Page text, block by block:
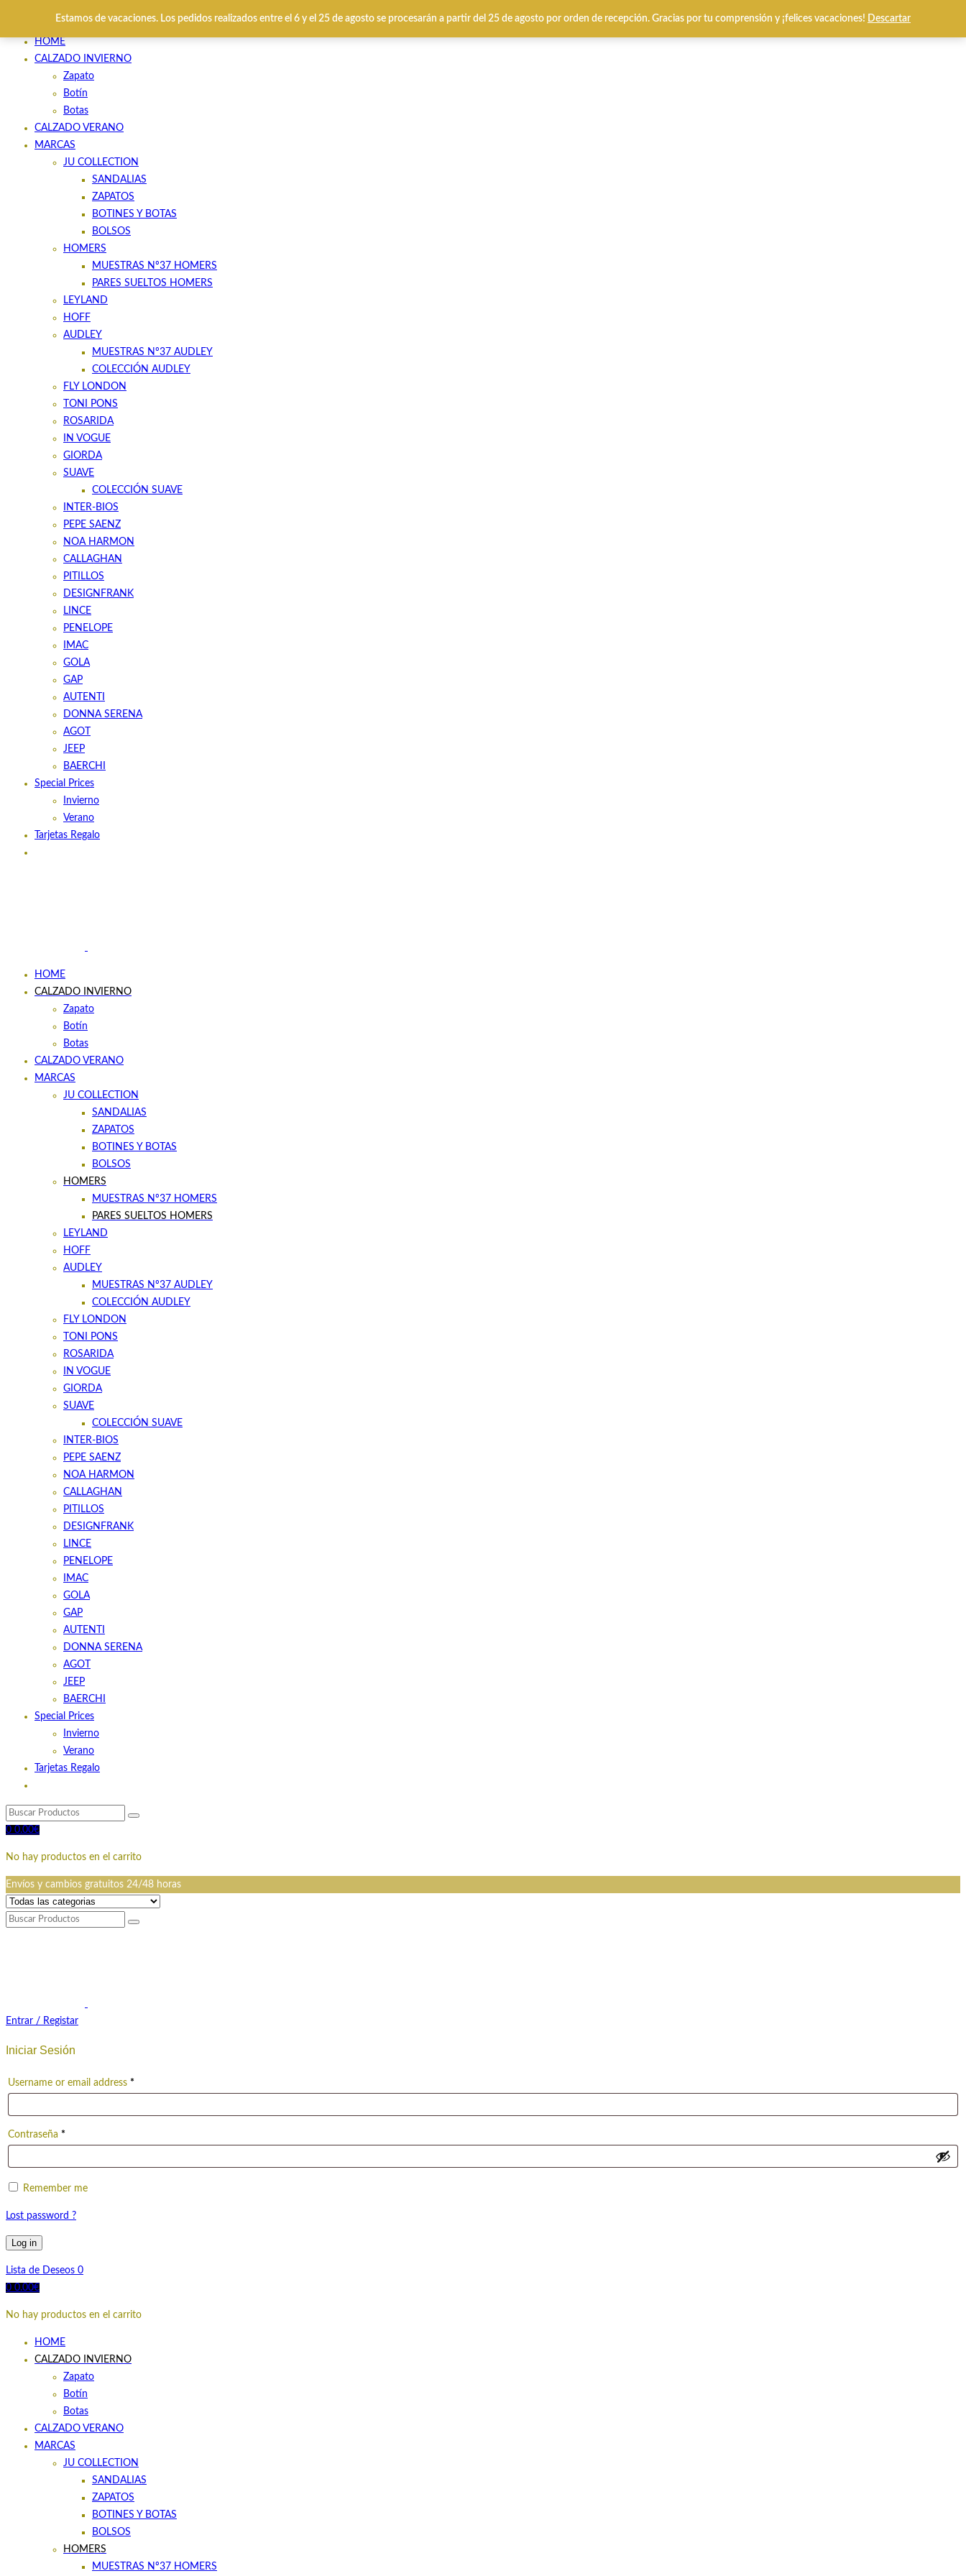
Estamos de vacaciones. Los pedidos realizados entre el 6 y el 25 de agosto se procesarán a partir del 25 de agosto por orden de recepción. Gracias por tu comprensión y ¡felices vacaciones! Descartar
HOME
CALZADO INVIERNO
Zapato
Botín
Botas
CALZADO VERANO
MARCAS
JU COLLECTION
SANDALIAS
ZAPATOS
BOTINES Y BOTAS
BOLSOS
HOMERS
MUESTRAS Nº37 HOMERS
PARES SUELTOS HOMERS
LEYLAND
HOFF
AUDLEY
MUESTRAS Nº37 AUDLEY
COLECCIÓN AUDLEY
FLY LONDON
TONI PONS
ROSARIDA
IN VOGUE
GIORDA
SUAVE
COLECCIÓN SUAVE
INTER-BIOS
PEPE SAENZ
NOA HARMON
CALLAGHAN
PITILLOS
DESIGNFRANK
LINCE
PENELOPE
IMAC
GOLA
GAP
AUTENTI
DONNA SERENA
AGOT
JEEP
BAERCHI
Special Prices
Invierno
Verano
Tarjetas Regalo
HOME
CALZADO INVIERNO
Zapato
Botín
Botas
CALZADO VERANO
MARCAS
JU COLLECTION
SANDALIAS
ZAPATOS
BOTINES Y BOTAS
BOLSOS
HOMERS
MUESTRAS Nº37 HOMERS
PARES SUELTOS HOMERS
LEYLAND
HOFF
AUDLEY
MUESTRAS Nº37 AUDLEY
COLECCIÓN AUDLEY
FLY LONDON
TONI PONS
ROSARIDA
IN VOGUE
GIORDA
SUAVE
COLECCIÓN SUAVE
INTER-BIOS
PEPE SAENZ
NOA HARMON
CALLAGHAN
PITILLOS
DESIGNFRANK
LINCE
PENELOPE
IMAC
GOLA
GAP
AUTENTI
DONNA SERENA
AGOT
JEEP
BAERCHI
Special Prices
Invierno
Verano
Tarjetas Regalo
0 0.00€
No hay productos en el carrito
Envíos y cambios gratuitos 24/48 horas
Entrar / Registar
Iniciar Sesión
Username or email address *
Contraseña *
Remember me
Lost password ?
Log in
Lista de Deseos 0
0 0.00€
No hay productos en el carrito
HOME
CALZADO INVIERNO
Zapato
Botín
Botas
CALZADO VERANO
MARCAS
JU COLLECTION
SANDALIAS
ZAPATOS
BOTINES Y BOTAS
BOLSOS
HOMERS
MUESTRAS Nº37 HOMERS